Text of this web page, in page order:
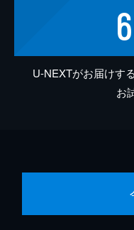
U-NEXTがお届けす
お